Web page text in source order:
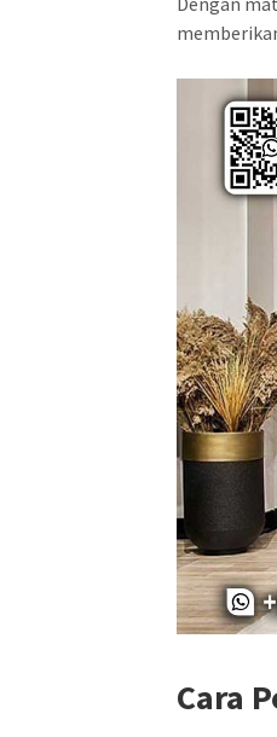
Cara